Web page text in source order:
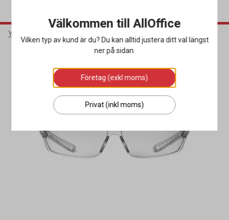
Yrkeskläder & Skydd
Välkommen till AllOffice
Vilken typ av kund är du? Du kan alltid justera ditt val längst
ner på sidan.
Företag (exkl moms)
Privat (inkl moms)